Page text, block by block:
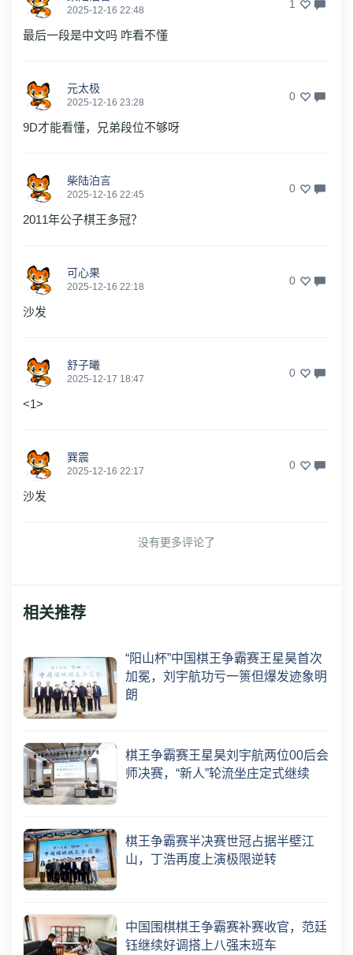
2025-12-16 22:48 1
最后一段是中文吗 咋看不懂
元太极
2025-12-16 23:28 0
9D才能看懂，兄弟段位不够呀
柴陆泊言
2025-12-16 22:45 0
2011年公子棋王多冠？
可心果
2025-12-16 22:18 0
沙发
舒子曦
2025-12-17 18:47 0
<1>
巽震
2025-12-16 22:17 0
沙发
没有更多评论了
相关推荐
“阳山杯”中国棋王争霸赛王星昊首次
加冕，刘宇航功亏一篑但爆发迹象明
朗
棋王争霸赛王星昊刘宇航两位00后会
师决赛，“新人”轮流坐庄定式继续
棋王争霸赛半决赛世冠占据半壁江
山，丁浩再度上演极限逆转
中国围棋棋王争霸赛补赛收官，范廷
钰继续好调搭上八强末班车